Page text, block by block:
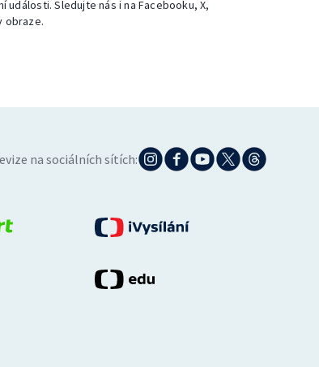
Sledujte nás i na Facebooku, X,
obraze.
na sociálních sítích: